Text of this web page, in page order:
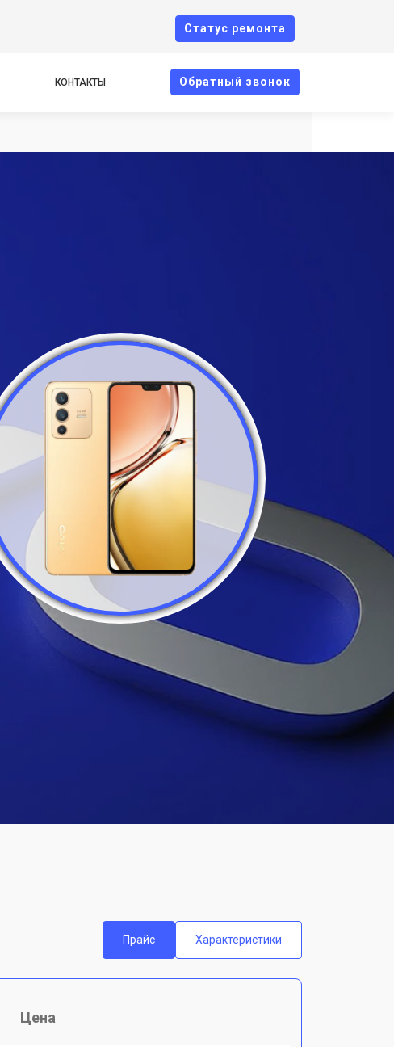
Cтатус ремонта
КОНТАКТЫ Oбратный звонок
Прайс
Характеристики
Цена